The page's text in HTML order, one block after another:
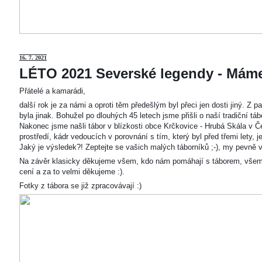
16. 7. 2021
LÉTO 2021 Severské legendy -
Přátelé a kamarádi,
další rok je za námi a oproti těm předešlým byl přeci jen dosti jiný. Z
byla jinak. Bohužel po dlouhých 45 letech jsme přišli o naší tradiční
Nakonec jsme našli tábor v blízkosti obce Krčkovice - Hrubá Skála v
prostředí, kádr vedoucích v porovnání s tím, který byl před třemi lety,
Jaký je výsledek?! Zeptejte se vašich malých táborníků ;-), my pevně
Na závěr klasicky děkujeme všem, kdo nám pomáhají s táborem,
cení a za to velmi děkujeme :).
Fotky z tábora se již zpracovávají :)